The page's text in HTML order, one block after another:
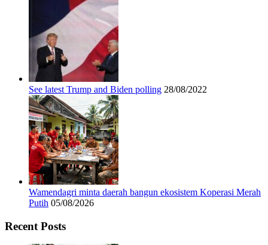
See latest Trump and Biden polling 28/08/2022
Wamendagri minta daerah bangun ekosistem Koperasi Merah
Putih 05/08/2026
Recent Posts